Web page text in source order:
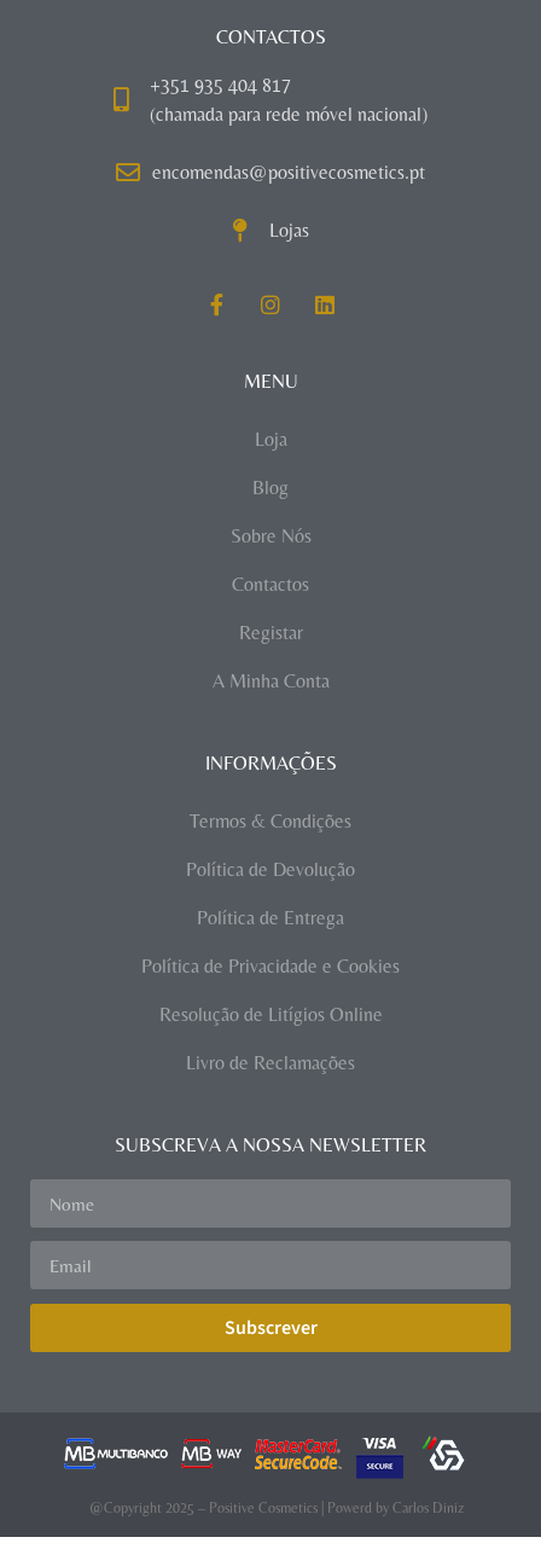
CONTACTOS
+351 935 404 817
(chamada para rede móvel nacional)
encomendas@positivecosmetics.pt
Lojas
MENU
Loja
Blog
Sobre Nós
Contactos
Registar
A Minha Conta
INFORMAÇÕES
Termos & Condições
Política de Devolução
Política de Entrega
Política de Privacidade e Cookies
Resolução de Litígios Online
Livro de Reclamações
SUBSCREVA A NOSSA NEWSLETTER
Subscrever
@Copyright 2025 – Positive Cosmetics | Powerd by Carlos Diniz